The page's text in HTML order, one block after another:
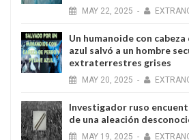
MAY 22, 2025 -
Un humanoide con
azul salvó a un hombre
extraterrestres grises
MAY 20, 2025 -
Investigador ruso
de una aleación
MAY 19, 2025 -